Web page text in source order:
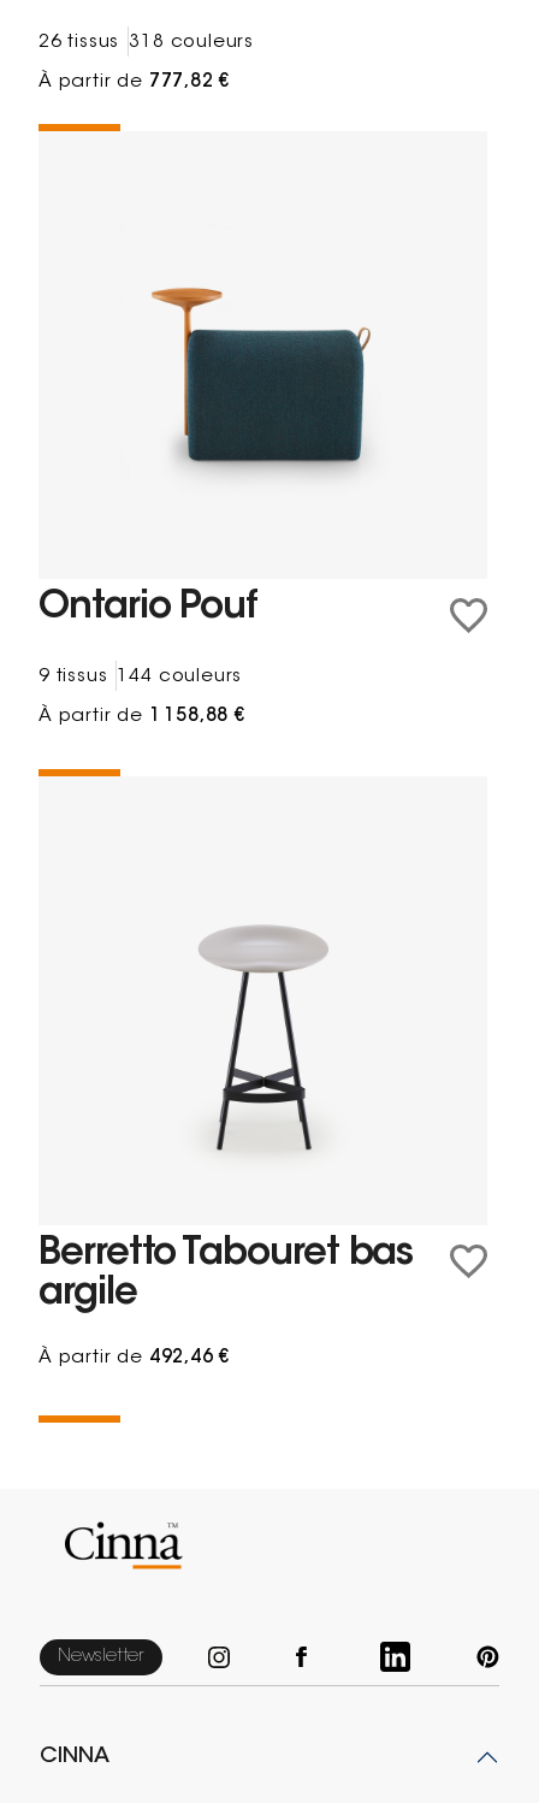
26 tissus 318 couleurs
À partir de 777,82 €
Ontario Pouf
9 tissus 144 couleurs
À partir de 1 158,88 €
Berretto Tabouret bas
argile
À partir de 492,46 €
Newsletter
CINNA